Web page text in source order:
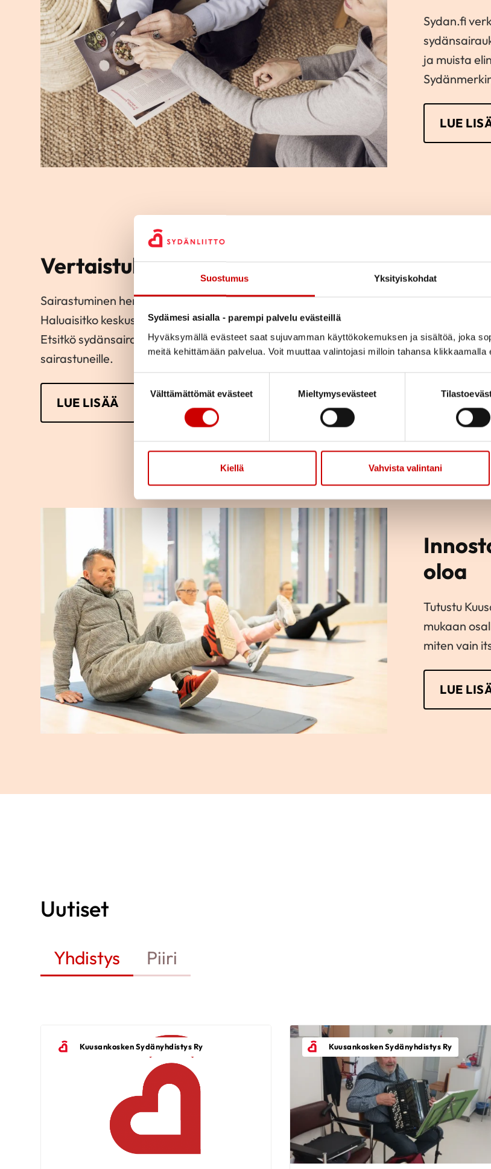
Suostumus Yksityiskohdat
Sydämesi asialla - parempi palvelu evästeillä
Hyväksymällä evästeet saat sujuvamman käyttökokemuksen ja sisältöä, joka
meitä kehittämään palvelua. Voit muuttaa valintojasi milloin tahansa
Välttämättömät evästeet
Mieltymysevästeet
Kiellä Vahvista valintani
Sydan.fi
ja muista
LUE
Vertaistukea ja kursseja
Sairastuminen herättää usein monia huolia ja kysymyksiä.
Haluaisitko keskustella koulutetun vertaistukihenkilön kanssa?
Etsitkö sydänsairastuneille tarkoitettuja kursseja? Tutustu tukeen
sairastuneille.
LUE LISÄÄ
oloa
Tutustu
mukaan
miten vain
LUE
Uutiset
Yhdistys Piiri
Kuusankosken Sydänyhdistys Ry Kuusankosken Sydänyhdistys Ry